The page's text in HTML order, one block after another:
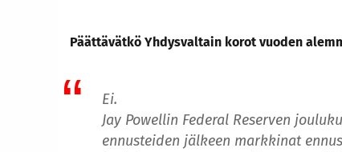
Päättävätkö Yhdysvaltain korot vuoden
Ei.
Jay Powellin Federal Reserven
ennusteiden jälkeen markkinat